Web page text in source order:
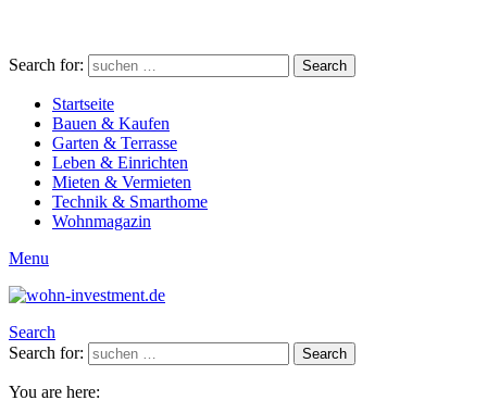
Search for: Search
Startseite
Bauen & Kaufen
Garten & Terrasse
Leben & Einrichten
Mieten & Vermieten
Technik & Smarthome
Wohnmagazin
Menu
Search
Search for:
Search
You are here: